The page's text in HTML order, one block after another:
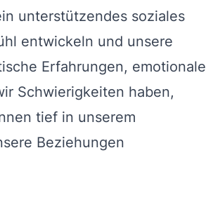
unterstützendes soziales
entwickeln und unsere
Erfahrungen, emotionale
Schwierigkeiten haben,
tief in unserem
Beziehungen